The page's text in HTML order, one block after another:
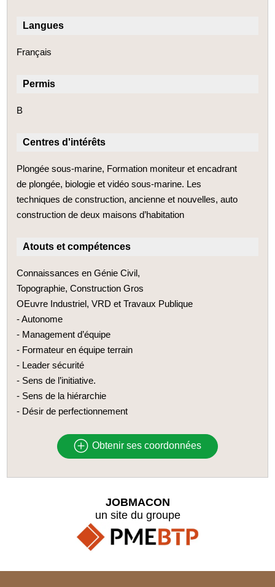
Langues
Français
Permis
B
Centres d'intérêts
Plongée sous-marine, Formation moniteur et encadrant
de plongée, biologie et vidéo sous-marine. Les
techniques de construction, ancienne et nouvelles, auto
construction de deux maisons d’habitation
Atouts et compétences
Connaissances en Génie Civil,
Topographie, Construction Gros
OEuvre Industriel, VRD et Travaux Publique
- Autonome
- Management d’équipe
- Formateur en équipe terrain
- Leader sécurité
- Sens de l’initiative.
- Sens de la hiérarchie
- Désir de perfectionnement
Obtenir ses coordonnées
JOBMACON
un site du groupe